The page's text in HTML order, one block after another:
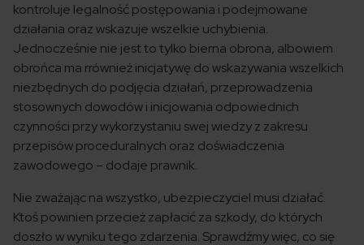
kontroluje legalność postępowania i podejmowane
działania oraz wskazuje wszelkie uchybienia.
Jednocześnie nie jest to tylko bierna obrona, albowiem
obrońca ma rrównież inicjatywę do wskazywania wszelkich
niezbędnych do podjęcia działań, przeprowadzenia
stosownych dowodów i inicjowania odpowiednich
czynności przy wykorzystaniu swej wiedzy z zakresu
przepisów proceduralnych oraz doświadczenia
zawodowego – dodaje prawnik.
Nie zważając na wszystko, ubezpieczyciel musi działać.
Ktoś powinien przecież zapłacić za szkody, do których
doszło w wyniku tego zdarzenia. Sprawdźmy więc, co się